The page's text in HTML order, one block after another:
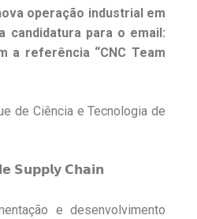
operação industrial em
candidatura para o email:
a referência “CNC Team
de Ciência e Tecnologia de
𝗦𝘂𝗽𝗽𝗹𝘆 𝗖𝗵𝗮𝗶𝗻
e desenvolvimento